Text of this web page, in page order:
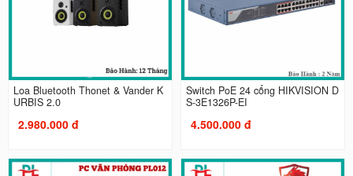
Loa Bluetooth Thonet & Vander K
URBIS 2.0
2.980.000 đ
Switch PoE 24 cổng HIKVISION D
S-3E1326P-EI
4.500.000 đ